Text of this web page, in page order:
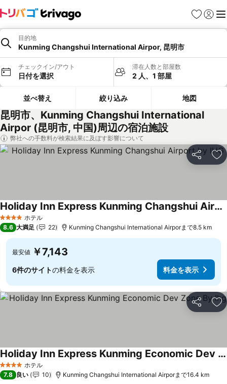
お気に入り
ログイ
メ
目的地
Kunming Changshui International Airpor, 昆明市
チェックイン/アウト
日付を選択
滞在人数と部屋数
2 人、1 部屋
並べ替え 絞り込み 地図
昆明市、Kunming Changshui International
Airpor (昆明市, 中国)周辺の宿泊施設
弊社への手数料が検索結果に及ぼす影響について
シェア お
4 ホテルのランク
ホテル
Holiday Inn Express Kunming Changshui Airport by IHG
料金を表示
8.6 大満足 22 Kunming Changshui International Airporまで8.5 km
最安値 ￥7,143
6件のサイトの料金を表示 料金を表示
シェア お
4 ホテルのランク
ホテル
Holiday Inn Express Kunming Economic Dev Zone By Ihg
料金を表示
7.8 良い 10 Kunming Changshui International Airporまで16.4 km